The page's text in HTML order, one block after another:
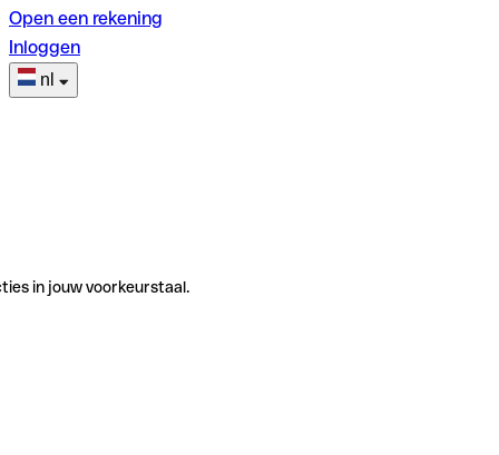
Open een rekening
Inloggen
nl
in jouw voorkeurstaal.